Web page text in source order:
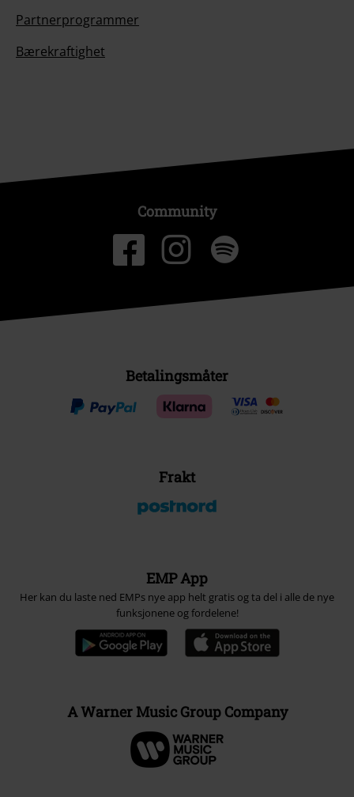
Partnerprogrammer
Bærekraftighet
Community
Betalingsmåter
Frakt
EMP App
Her kan du laste ned EMPs nye app helt gratis og ta del i alle de nye
funksjonene og fordelene!
A Warner Music Group Company